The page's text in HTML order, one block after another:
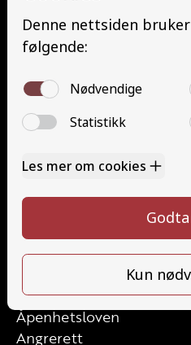
Traktor (T)
Traktor (T141 og T148)
Trafikalt grunnkurs (TG)
Gods (YDG – YSK)
Person (YDP – YSK)
Kontakt
Priser
Elevside
Kontakt oss
Åpenhetsloven
Angrerett